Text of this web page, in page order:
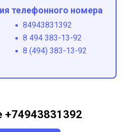
телефонного номера
84943831392
8 494 383-13-92
8 (494) 383-13-92